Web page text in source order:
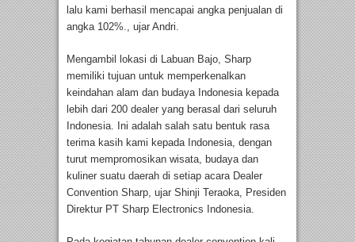
lalu kami berhasil mencapai angka penjualan di
angka 102%., ujar Andri.
Mengambil lokasi di Labuan Bajo, Sharp
memiliki tujuan untuk memperkenalkan
keindahan alam dan budaya Indonesia kepada
lebih dari 200 dealer yang berasal dari seluruh
Indonesia. Ini adalah salah satu bentuk rasa
terima kasih kami kepada Indonesia, dengan
turut mempromosikan wisata, budaya dan
kuliner suatu daerah di setiap acara Dealer
Convention Sharp, ujar Shinji Teraoka, Presiden
Direktur PT Sharp Electronics Indonesia.